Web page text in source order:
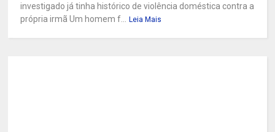
investigado já tinha histórico de violência doméstica contra a
própria irmã Um homem f...
Leia Mais